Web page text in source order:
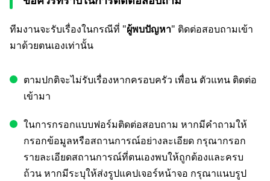
ทีมงานจะรับเรื่องในกรณีที่ "ผู้พบปัญหา" ติดต่อสอบถามเข้า
มาด้วยตนเองเท่านั้น
ตามปกติจะไม่รับเรื่องหากครอบครัว เพื่อน ตัวแทน ติดต่อ
เข้ามา
ในการกรอกแบบฟอร์มติดต่อสอบถาม หากมีคำถามให้
กรอกข้อมูลหรือสถานการณ์อย่างละเอียด กรุณากรอก
รายละเอียดสถานการณ์ที่ตนเองพบให้ถูกต้องและครบ
ถ้วน หากมีระบุให้ส่งรูปแคปเจอร์หน้าจอ กรุณาแนบรูป